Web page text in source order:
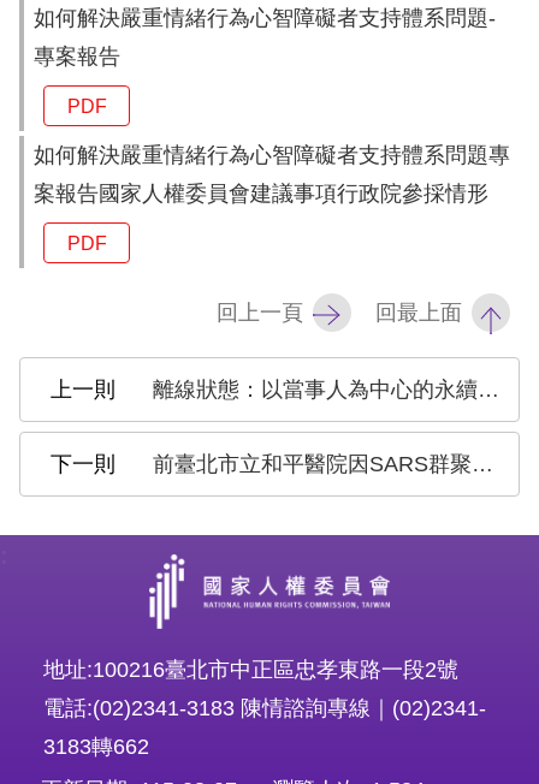
如何解決嚴重情緒行為心智障礙者支持體系問題-
專案報告
PDF
如何解決嚴重情緒行為心智障礙者支持體系問題專
案報告國家人權委員會建議事項行政院參採情形
PDF
回上一頁 回最上面
離線狀態：以當事人為中心的永續漁業人權
前臺北市立和平醫院因SARS群聚感染封院政策所涉人權侵害案專案報告
地址:100216臺北市中正區忠孝東路一段2號
電話:(02)2341-3183 陳情諮詢專線｜(02)2341-
3183轉662